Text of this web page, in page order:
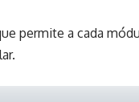
permite a cada